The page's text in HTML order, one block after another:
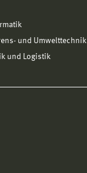
und Umwelttechnik
und Logistik